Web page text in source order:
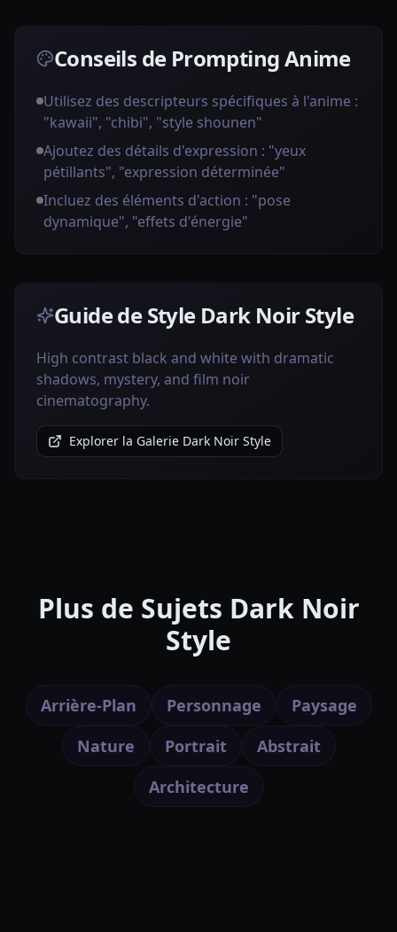
Conseils de Prompting Anime
Utilisez des descripteurs spécifiques à l'anime :
"kawaii", "chibi", "style shounen"
Ajoutez des détails d'expression : "yeux
pétillants", "expression déterminée"
Incluez des éléments d'action : "pose
dynamique", "effets d'énergie"
Guide de Style Dark Noir Style
High contrast black and white with dramatic
shadows, mystery, and film noir
cinematography.
Explorer la Galerie Dark Noir Style
Plus de Sujets Dark Noir
Style
Arrière-Plan Personnage
Paysage
Nature
Portrait
Abstrait
Architecture